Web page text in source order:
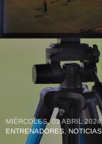
MIÉRCOLES, 03 ABRIL 2024
ENTRENADORES,